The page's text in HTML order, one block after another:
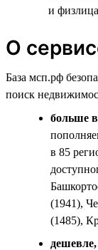
и
О
База мсп.рф
поиск
больше
в 85
(1941),
(1485),